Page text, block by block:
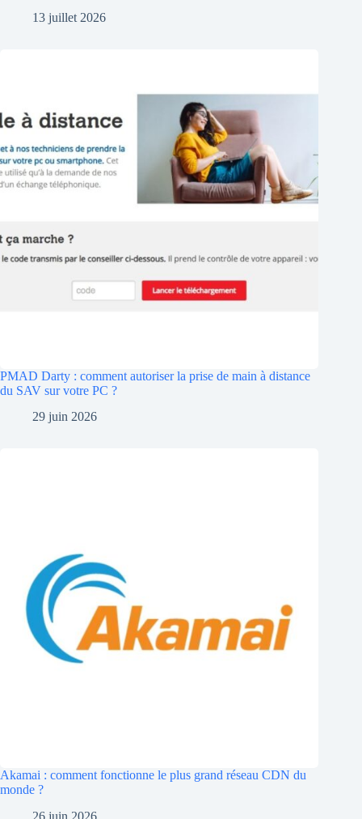
13 juillet 2026
PMAD Darty : comment autoriser la prise de main à distance
du SAV sur votre PC ?
29 juin 2026
Akamai : comment fonctionne le plus grand réseau CDN du
monde ?
26 juin 2026